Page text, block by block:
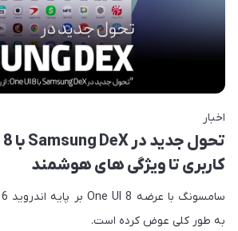
اخبار
کاربری تا ویژگی های هوشمند
به طور کلی عوض کرده است.